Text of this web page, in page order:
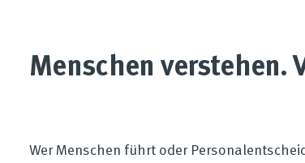
Menschen verstehen.
Wer Menschen führt oder